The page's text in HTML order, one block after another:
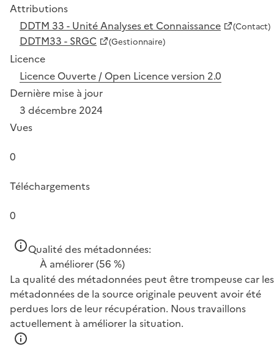
Attributions
DDTM 33 - Unité Analyses et Connaissance
(Contact)
DDTM33 - SRGC (Gestionnaire)
Licence
Licence Ouverte / Open Licence version 2.0
Dernière mise à jour
3 décembre 2024
Vues
0
Téléchargements
0
Qualité des métadonnées:
À améliorer(56 %)
La qualité des métadonnées peut être trompeuse car les
métadonnées de la source originale peuvent avoir été
perdues lors de leur récupération. Nous travaillons
actuellement à améliorer la situation.